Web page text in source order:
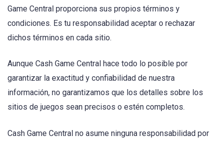
Game Central proporciona sus propios términos y
condiciones. Es tu responsabilidad aceptar o rechazar
dichos términos en cada sitio.
Aunque Cash Game Central hace todo lo posible por
garantizar la exactitud y confiabilidad de nuestra
información, no garantizamos que los detalles sobre los
sitios de juegos sean precisos o estén completos.
Cash Game Central no asume ninguna responsabilidad por